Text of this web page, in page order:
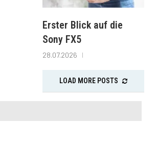
Erster Blick auf die
Sony FX5
28.07.2026
LOAD MORE POSTS